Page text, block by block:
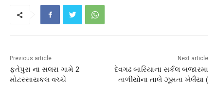
Previous article
ફતેપુરા ના સલરા ગામે 2
મોટરસાયકલ વચ્ચે
Next article
દેવગઢ બારિયાના સર્કલ બજારમા
તાળીયોના તાલે ઝૂમતા ખેલૈયા (